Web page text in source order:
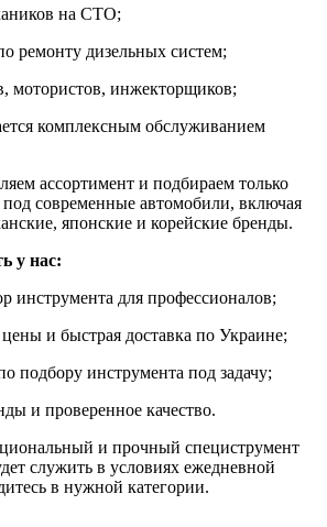
на СТО;
ремонту дизельных систем;
мотористов, инжекторщиков;
комплексным обслуживанием
ассортимент и подбираем только
современные автомобили, включая
японские и корейские бренды.
у нас:
для профессионалов;
и быстрая доставка по Украине;
подбору инструмента под задачу;
и проверенное качество.
и прочный специструмент
служить в условиях ежедневной
в нужной категории.